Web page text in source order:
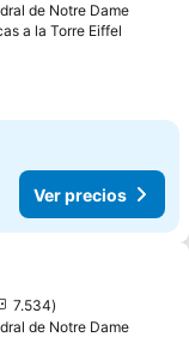
de Notre Dame
a la Torre Eiffel
Ver precios
7.534
de Notre Dame